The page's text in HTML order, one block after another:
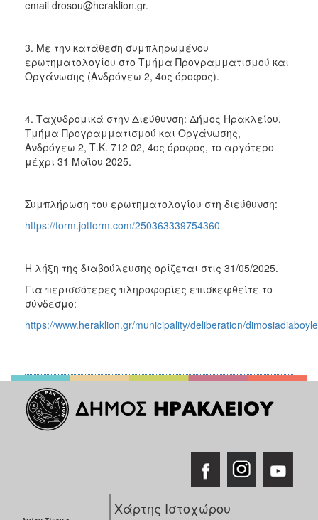
email drosou@heraklion.gr.
3. Με την κατάθεση συμπληρωμένου
ερωτηματολογίου στο Τμήμα Προγραμματισμού και
Οργάνωσης (Ανδρόγεω 2, 4ος όροφος).
4. Ταχυδρομικά στην Διεύθυνση: Δήμος Ηρακλείου,
Τμήμα Προγραμματισμού και Οργάνωσης,
Ανδρόγεω 2, Τ.Κ. 712 02, 4ος όροφος, το αργότερο
μέχρι 31 Μαΐου 2025.
Συμπλήρωση του ερωτηματολογίου στη διεύθυνση:
https://form.jotform.com/250363339754360
Η λήξη της διαβούλευσης ορίζεται στις 31/05/2025.
Για περισσότερες πληροφορίες επισκεφθείτε το
σύνδεσμο:
https://www.heraklion.gr/municipality/deliberation/
Χάρτης Ιστοχώρου